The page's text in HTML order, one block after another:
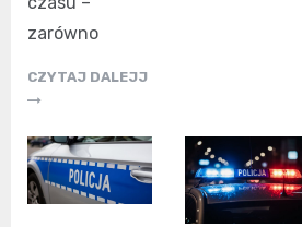
zarówno
CZYTAJ DALEJJ